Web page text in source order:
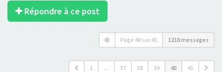
Répondre à ce post
Page 40 sur 41 1218 messages
1 … 37 38 39 40 41